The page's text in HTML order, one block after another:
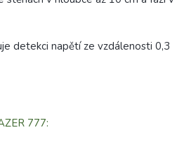
detekci napětí ze vzdálenosti 0,3
777: